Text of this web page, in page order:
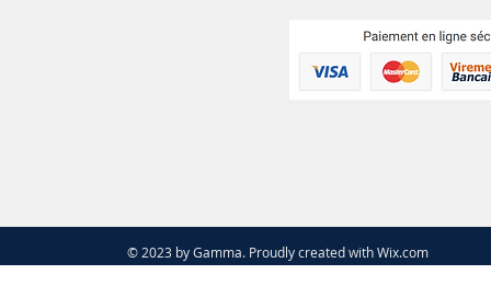
© 2023 by Gamma. Proudly created withWix.com